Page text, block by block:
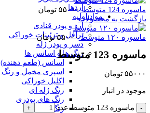
آردها
مواد اولیه
آرد و پودر قنادی
ترافل و تزئینات خوراکی
دسر و پودر ژله
رنگ ها و اسانس ها
اسانس (طعم دهنده)
اسپری مخمل و رنگ
اکلیل خوراکی
رنگ ژله ای
رنگ های پودری
رنگ‌های مایع
ماسوره 124 متوسط ۵۵۰۰۰ تومان
بازگشت به محصولات
ماسوره ۱۲۰ متوسط ۵۵۰۰۰ تومان
ماسوره 123 متوسط
۵۵۰۰۰ تومان
موجود در انبار
ماسوره 123 متوسط عدد